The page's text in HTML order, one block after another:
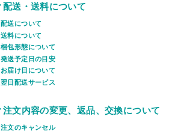
配送・送料について
配送について
送料について
梱包形態について
発送予定日の目安
お届け日について
翌日配送サービス
注文内容の変更、返品、交換について
注文のキャンセル